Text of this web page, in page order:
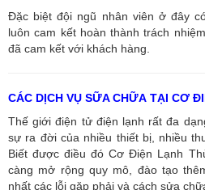
Đặc biệt đội ngũ nhân viên ở đây
luôn cam kết hoàn thành trách
đã cam kết với khách hàng.
CÁC DỊCH VỤ SỮA CHỮA TẠI CƠ
Thế giới điện tử điện lạnh rất đa
sự ra đời của nhiều thiết bị, nhiều
Biết được điều đó Cơ Điện Lạnh
càng mở rộng quy mô, đào tạo
nhất các lỗi gặp phải và cách sửa